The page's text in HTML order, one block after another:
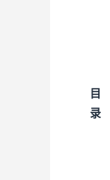
目
录